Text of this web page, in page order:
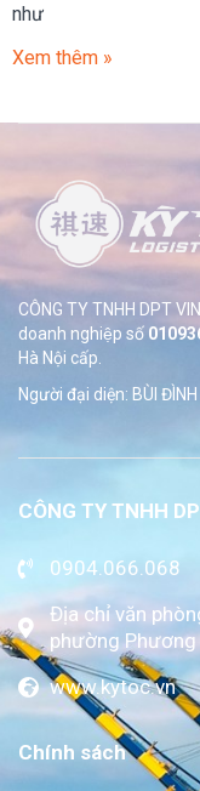
như
Xem thêm »
CÔNG TY TNHH DPT
doanh nghiệp số
Hà Nội cấp.
Người đại diện: BÙI
CÔNG TY TNHH
0904.066.068
Địa chỉ văn
phường Phương
www.kytoc.vn
Chính sách